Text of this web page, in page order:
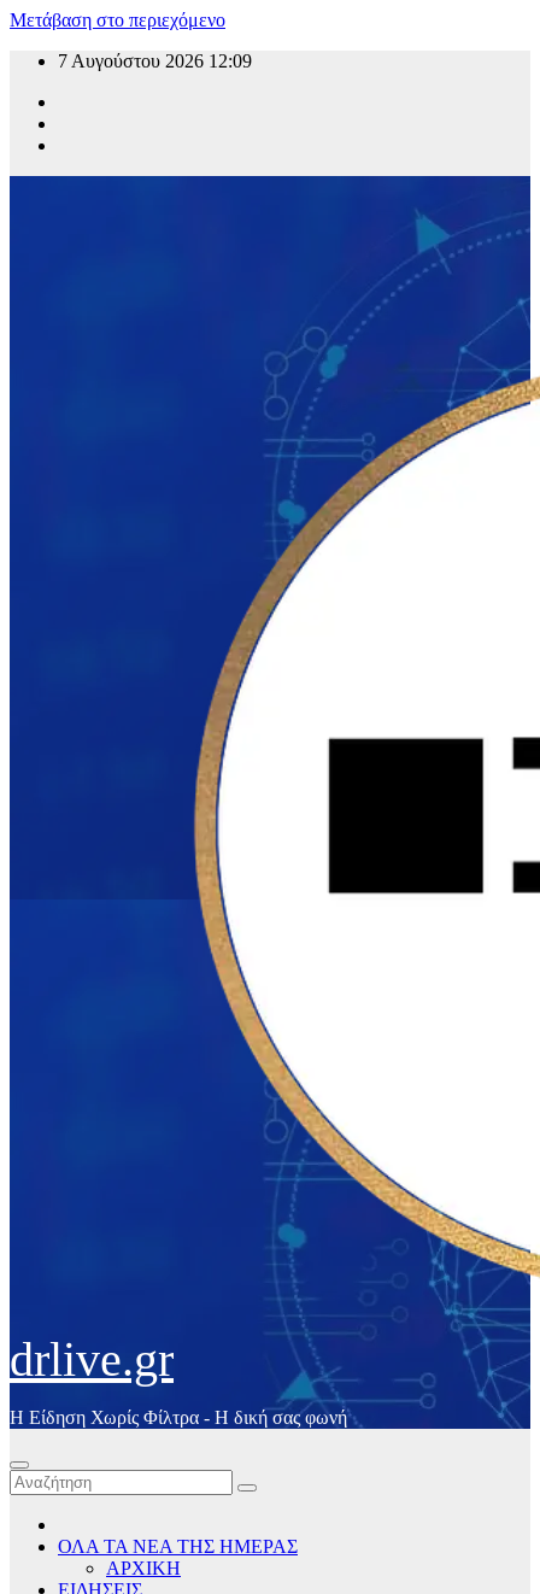
Μετάβαση στο περιεχόμενο
7 Αυγούστου 2026 12:09
drlive.gr
Η Είδηση Χωρίς Φίλτρα - H δική σας φωνή
ΟΛΑ ΤΑ ΝΕΑ ΤΗΣ ΗΜΕΡΑΣ
ΑΡΧΙΚΗ
ΕΙΔΗΣΕΙΣ